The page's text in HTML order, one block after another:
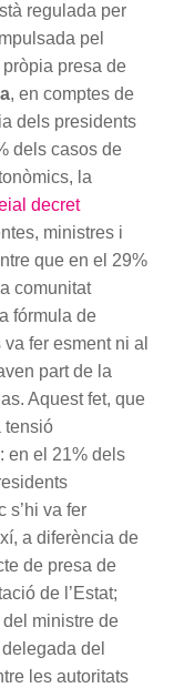
regulada per
pel
presa de
, en comptes de
dels presidents
dels casos de
la
decret
ministres i
que en el 29%
comunitat
fórmula de
fer esment ni al
part de la
Aquest fet, que
tensió
en el 21% dels
s’hi va fer
a diferència de
de presa de
de l’Estat;
ministre de
del
les autoritats